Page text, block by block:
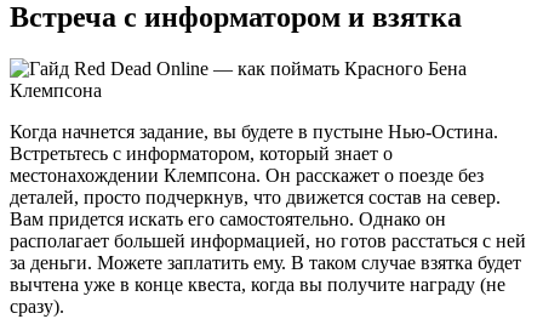
Встреча с информатором и взятка
Когда начнется задание, вы будете в пустыне Нью-Остина.
Встретьтесь с информатором, который знает о
местонахождении Клемпсона. Он расскажет о поезде без
деталей, просто подчеркнув, что движется состав на север.
Вам придется искать его самостоятельно. Однако он
располагает большей информацией, но готов расстаться с ней
за деньги. Можете заплатить ему. В таком случае взятка будет
вычтена уже в конце квеста, когда вы получите награду (не
сразу).